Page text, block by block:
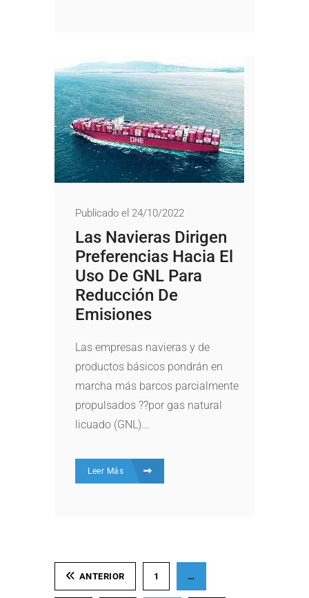
Publicado el 24/10/2022
Las Navieras Dirigen
Preferencias Hacia El
Uso De GNL Para
Reducción De
Emisiones
Las empresas navieras y de
productos básicos pondrán en
marcha más barcos parcialmente
propulsados ??por gas natural
licuado (GNL)...
Leer Más
ANTERIOR 1 …